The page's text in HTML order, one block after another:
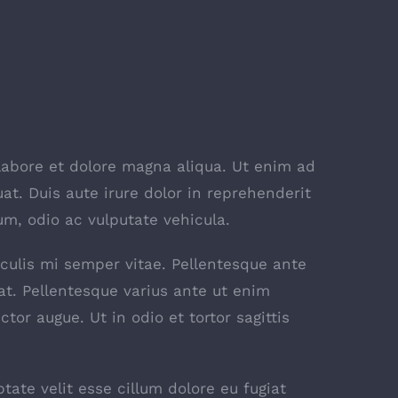
et dolore magna aliqua. Ut enim ad
Duis aute irure dolor in reprehenderit
odio ac vulputate vehicula.
mi semper vitae. Pellentesque ante
Pellentesque varius ante ut enim
augue. Ut in odio et tortor sagittis
velit esse cillum dolore eu fugiat